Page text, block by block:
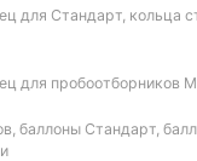
для Стандарт, кольца
для пробоотборников
баллоны Стандарт,